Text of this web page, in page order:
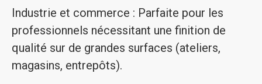
Industrie et commerce : Parfaite pour les
professionnels nécessitant une finition de
qualité sur de grandes surfaces (ateliers,
magasins, entrepôts).